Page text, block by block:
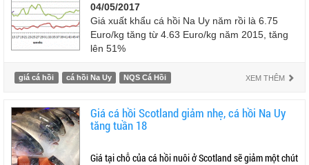
04/05/2017
Giá xuất khẩu cá hồi Na Uy năm rồi là 6.75
Euro/kg tăng từ 4.63 Euro/kg năm 2015, tăng
lên 51%
giá cá hồi cá hồi Na Uy NQS Cá Hồi XEM THÊM
Giá cá hồi Scotland giảm nhẹ, cá hồi Na Uy
tăng tuần 18
Giá tại chỗ của cá hồi nuôi ở Scotland sẽ giảm một chút